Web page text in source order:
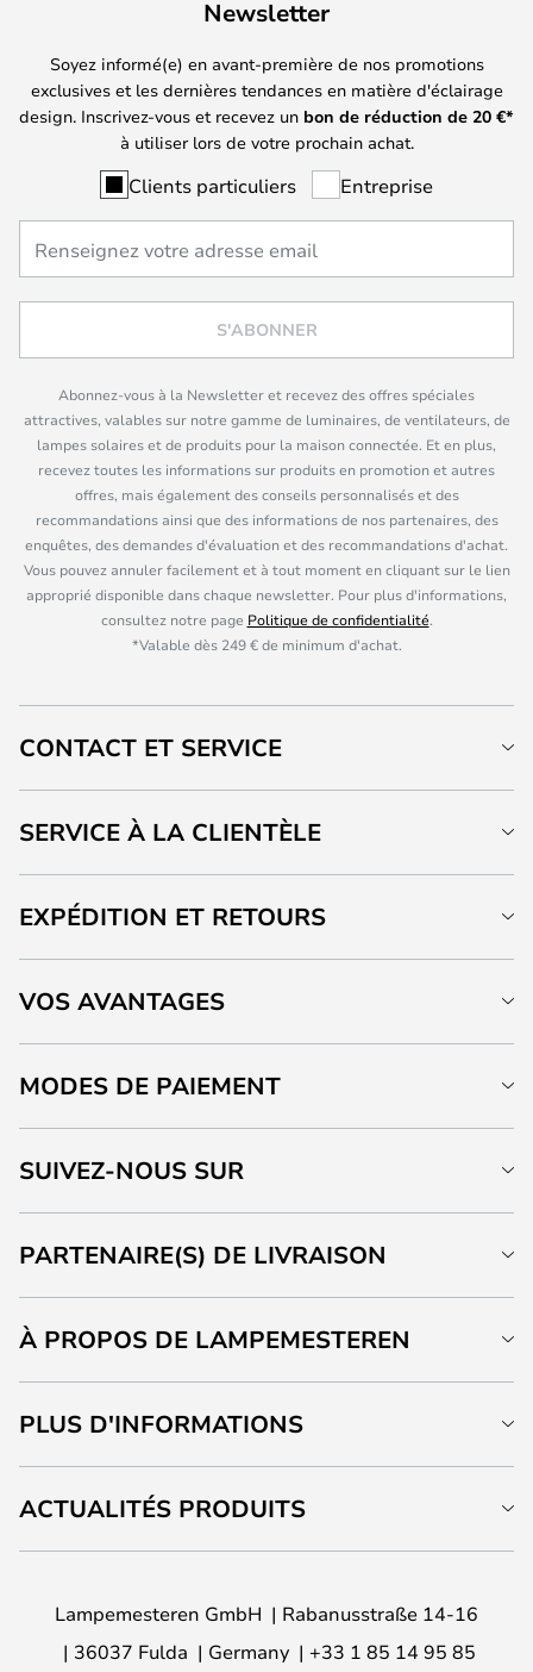
Newsletter
Soyez informé(e) en avant-première de nos promotions
exclusives et les dernières tendances en matière d'éclairage
design. Inscrivez-vous et recevez un bon de réduction de 20 €*
à utiliser lors de votre prochain achat.
Clients particuliers Entreprise
S'ABONNER
Abonnez-vous à la Newsletter et recevez des offres spéciales
attractives, valables sur notre gamme de luminaires, de ventilateurs, de
lampes solaires et de produits pour la maison connectée. Et en plus,
recevez toutes les informations sur produits en promotion et autres
offres, mais également des conseils personnalisés et des
recommandations ainsi que des informations de nos partenaires, des
enquêtes, des demandes d'évaluation et des recommandations d'achat.
Vous pouvez annuler facilement et à tout moment en cliquant sur le lien
approprié disponible dans chaque newsletter. Pour plus d'informations,
consultez notre page Politique de confidentialité.
*Valable dès 249 € de minimum d'achat.
CONTACT ET SERVICE
SERVICE À LA CLIENTÈLE
EXPÉDITION ET RETOURS
VOS AVANTAGES
MODES DE PAIEMENT
SUIVEZ-NOUS SUR
PARTENAIRE(S) DE LIVRAISON
À PROPOS DE LAMPEMESTEREN
PLUS D'INFORMATIONS
ACTUALITÉS PRODUITS
Lampemesteren GmbH
Rabanusstraße 14-16
36037 Fulda
Germany +33 1 85 14 95 85